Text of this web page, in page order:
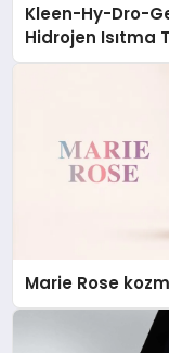
Kleen-Hy-Dro-
Hidrojen Isıtma
Düzenleyici
Marie Rose